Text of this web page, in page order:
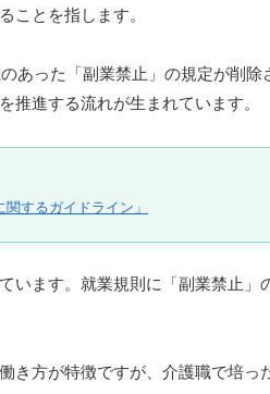
ことを指します。
あった「副業禁止」の規定が削
推進する流れが生まれています。
するガイドライン」
います。就業規則に「副業禁止」
き方が特徴ですが、介護職で培っ